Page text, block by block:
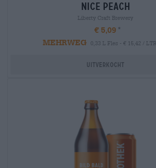
nice peach
Liberty Craft Brewery
€ 5,09
MEHRWEG
0,33 L Fles - € 15,42 / LTR
Uitverkocht